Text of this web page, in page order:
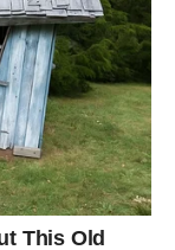
nova vrata ili
razmišljaju o